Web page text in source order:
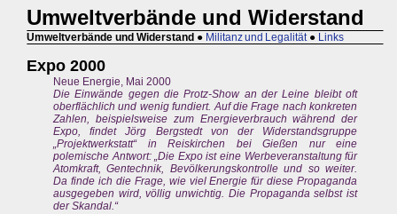
Umweltverbände und Widerstand
Umweltverbände und Widerstand ● Militanz und Legalität ● Links
Expo 2000
Neue Energie, Mai 2000
Die Einwände gegen die Protz-Show an der Leine bleibt oft
oberflächlich und wenig fundiert. Auf die Frage nach konkreten
Zahlen, beispielsweise zum Energieverbrauch während der
Expo, findet Jörg Bergstedt von der Widerstandsgruppe
„Projektwerkstatt“ in Reiskirchen bei Gießen nur eine
polemische Antwort: „Die Expo ist eine Werbeveranstaltung für
Atomkraft, Gentechnik, Bevölkerungskontrolle und so weiter.
Da finde ich die Frage, wie viel Energie für diese Propaganda
ausgegeben wird, völlig unwichtig. Die Propaganda selbst ist
der Skandal.“